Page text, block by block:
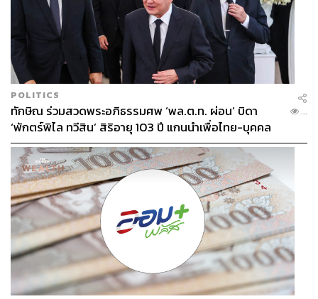
POLITICS
ทักษิณ ร่วมสวดพระอภิธรรมศพ ‘พล.ต.ท. ผ่อน’ บิดา
‘พักตร์พิไล ทวีสิน’ สิริอายุ 103 ปี แกนนำเพื่อไทย-บุคคล
หลากวงการร่วมอาลัย
...